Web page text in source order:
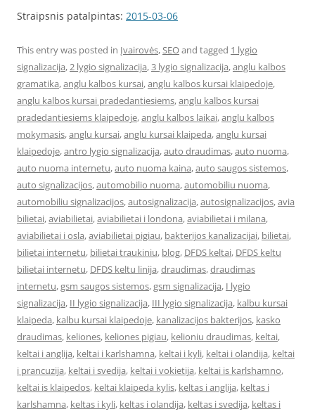
Straipsnis patalpintas: 2015-03-06
This entry was posted in Įvairovės,SEOand tagged 1 lygio
signalizacija,2 lygio signalizacija,3 lygio signalizacija,anglu kalbos
gramatika,anglu kalbos kursai,anglu kalbos kursai klaipedoje,
anglu kalbos kursai pradedantiesiems,anglu kalbos kursai
pradedantiesiems klaipedoje,anglu kalbos laikai,anglu kalbos
mokymasis,anglu kursai,anglu kursai klaipeda,anglu kursai
klaipedoje,antro lygio signalizacija,auto draudimas,auto nuoma,
auto nuoma internetu,auto nuoma kaina,auto saugos sistemos,
auto signalizacijos,automobilio nuoma,automobiliu nuoma,
automobiliu signalizacijos,autosignalizacija,autosignalizacijos,avia
bilietai,aviabilietai,aviabilietai i londona,aviabilietai i milana,
aviabilietai i osla,aviabilietai pigiau, bakterijos kanalizacijai, bilietai,
bilietai internetu, bilietai traukiniu, blog, DFDS keltai, DFDS keltu
bilietai internetu, DFDS keltu linija,draudimas,draudimas
internetu,gsm saugos sistemos,gsm signalizacija, I lygio
signalizacija, II lygio signalizacija, III lygio signalizacija, kalbu kursai
klaipeda, kalbu kursai klaipedoje, kanalizacijos bakterijos, kasko
draudimas, keliones, keliones pigiau, kelioniu draudimas, keltai,
keltai i anglija, keltai i karlshamna, keltai i kyli, keltai i olandija, keltai
i prancuzija, keltai i svedija, keltai i vokietija, keltai is karlshamno,
keltai is klaipedos, keltai klaipeda kylis, keltas i anglija, keltas i
karlshamna, keltas i kyli, keltas i olandija, keltas i svedija, keltas i